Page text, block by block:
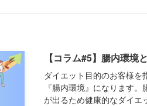
【コラム#5】腸内環境
ダイエット目的のお客様
『腸内環境』になります
が出るため健康的なダイエ